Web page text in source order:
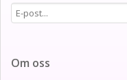
Om oss